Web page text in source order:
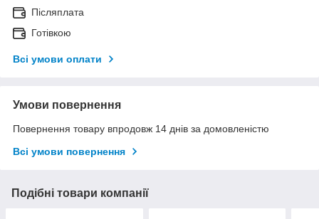
Післяплата
Готівкою
Всі умови оплати
Умови повернення
Повернення товару впродовж 14 днів за домовленістю
Всі умови повернення
Подібні товари компанії